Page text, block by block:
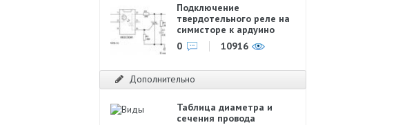
Подключение
твердотельного реле на
симисторе к ардуино
0
10916
Дополнительно
Таблица диаметра и
сечения провода